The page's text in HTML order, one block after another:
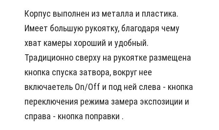
Корпус выполнен из металла и пластика.
Имеет большую рукоятку, благодаря чему
хват камеры хороший и удобный.
Традиционно сверху на рукоятке размещена
кнопка спуска затвора, вокруг нее
включаетель On/Off и под ней слева - кнопка
переключения режима замера экспозиции и
справа - кнопка поправки .